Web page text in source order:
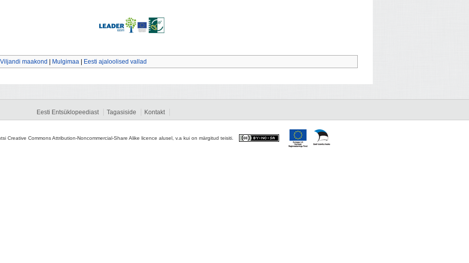
Viljandi maakond Mulgimaa Eesti ajaloolised vallad
Eesti Entsüklopeediast Tagasiside Kontakt
Creative Commons Attribution-Noncommercial-Share Alike licence alusel, v.a kui on märgitud teisiti.